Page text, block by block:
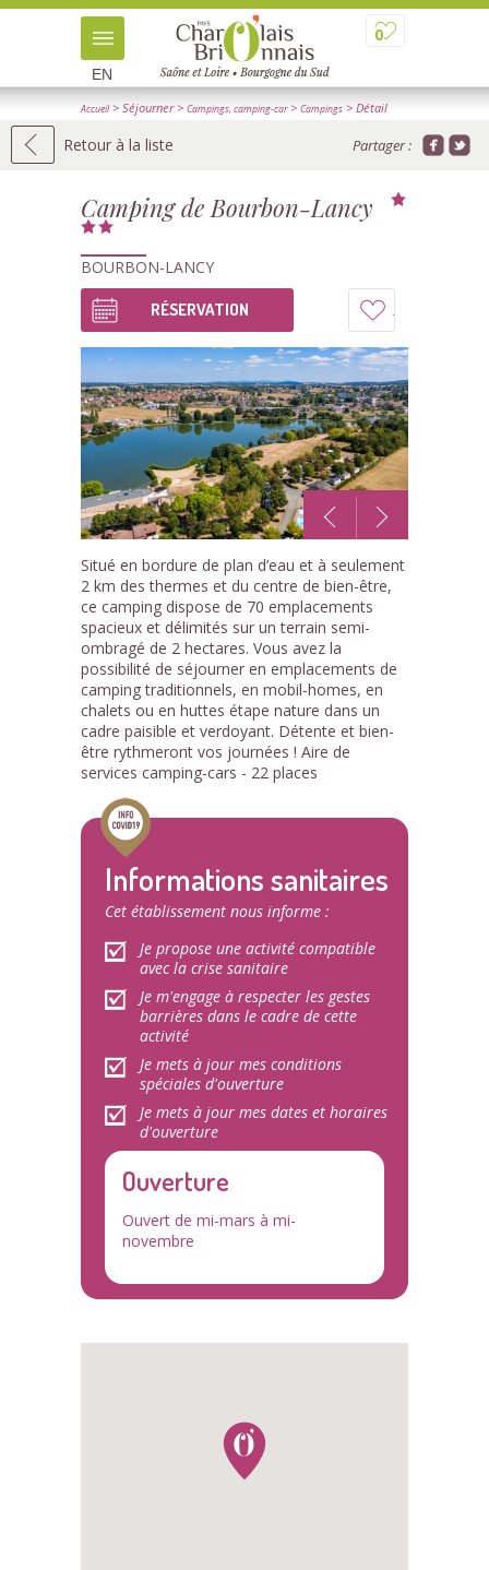
0
EN
Accueil> Séjourner> Campings, camping-car> Campings > Détail
Retour à la liste Partager :
Camping de Bourbon-Lancy
BOURBON-LANCY
à
mon
carnet
RÉSERVATION
1 /15
Situé en bordure de plan d’eau et à seulement
2 km des thermes et du centre de bien-être,
ce camping dispose de 70 emplacements
spacieux et délimités sur un terrain semi-
ombragé de 2 hectares. Vous avez la
possibilité de séjourner en emplacements de
camping traditionnels, en mobil-homes, en
chalets ou en huttes étape nature dans un
cadre paisible et verdoyant. Détente et bien-
être rythmeront vos journées ! Aire de
services camping-cars - 22 places
Informations sanitaires
Cet établissement nous informe :
Je propose une activité compatible
avec la crise sanitaire
Je m'engage à respecter les gestes
barrières dans le cadre de cette
activité
Je mets à jour mes conditions
spéciales d'ouverture
Je mets à jour mes dates et horaires
d'ouverture
Ouverture
Ouvert de mi-mars à mi-
novembre